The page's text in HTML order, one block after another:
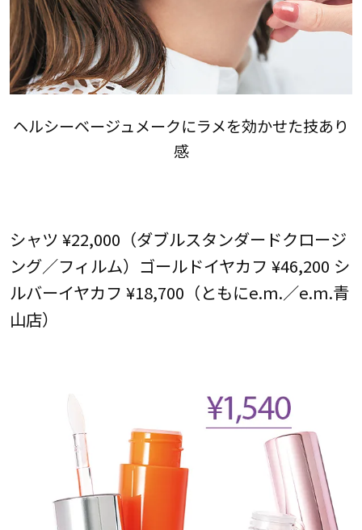
ヘルシーベージュメークにラメを効かせた技あり
感
シャツ ¥22,000（ダブルスタンダードクロージ
ング／フィルム）ゴールドイヤカフ ¥46,200 シ
ルバーイヤカフ ¥18,700（ともにe.m.／e.m.青
山店）